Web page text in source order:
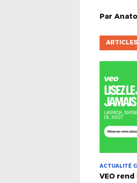
Par
ACTUALITÉ
VEO rend